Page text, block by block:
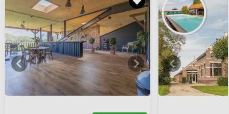
Bekijkhier alle foto's Bekijk